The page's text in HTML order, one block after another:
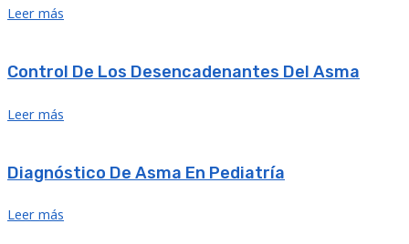
Leer más
Control De Los Desencadenantes Del Asma
Leer más
Diagnóstico De Asma En Pediatría
Leer más